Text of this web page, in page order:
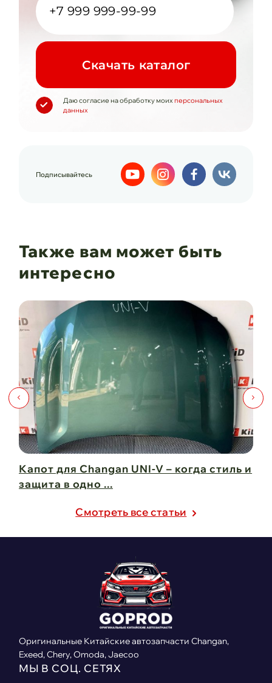
Cкачать каталог
Даю согласие на обработку моих персональных
данных
Подписывайтесь
Также вам может быть
интересно
Капот для Changan UNI-V – когда стиль и
защита в одно ...
Cмотреть все статьи
Оригинальные Китайские автозапчасти Changan,
Exeed, Chery, Omoda, Jaecoo
МЫ В СОЦ. СЕТЯХ